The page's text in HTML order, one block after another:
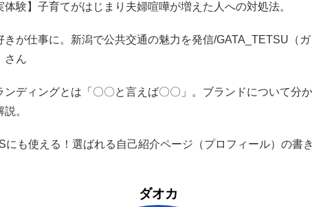
体験】子育てがはじまり夫婦喧嘩が増えた人への対処法。
きが仕事に。新潟で公共交通の魅力を発信/GATA_TETSU（
さん
ンディングとは「〇〇と言えば〇〇」。ブランドについて分
説。
にも使える！選ばれる自己紹介ページ（プロフィール）の書
ダオカ